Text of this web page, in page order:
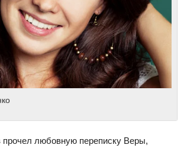
любовную переписку Веры,